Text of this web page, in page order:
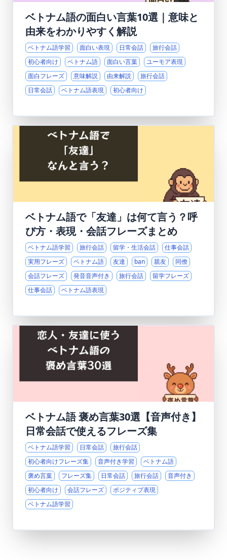
ベトナム語の面白い言葉10選｜意味と
由来をわかりやすく解説
ベトナム語学習 面白い表現 日常会話
旅行会話
初心者向け
ベトナム語 面白い言葉
ユーモア表現
面白フレーズ
意味解説 由来解説
旅行会話
日常会話
ベトナム語表現 初心者向け
ベトナム語で「友達」は何て言う？呼
び方・表現・会話フレーズまとめ
ベトナム語学習 旅行会話 留学・生活会話
仕事会話
実用フレーズ
ベトナム語 友達 bạn 親友
同僚
会話フレーズ
発音音声付き 旅行会話
留学フレーズ
仕事会話
ベトナム語表現
ベトナム語 褒め言葉30選【音声付き】
日常会話で使えるフレーズ集
ベトナム語学習 日常会話
旅行会話
初心者向けフレーズ集
音声付き学習
ベトナム語
褒め言葉
フレーズ集 日常会話 旅行会話
音声付き
初心者向け
会話フレーズ
ポジティブ表現
ベトナム語学習